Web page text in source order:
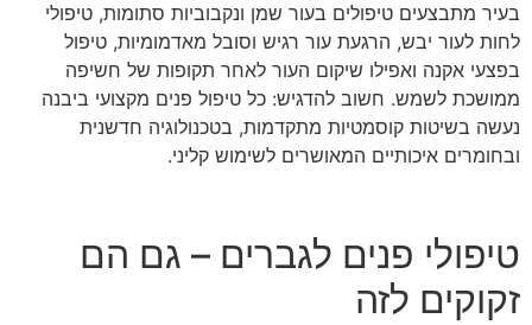
בעיר מתבצעים טיפולים בעור שמן ונקבוביות סתומות, טיפולי
לחות לעור יבש, הרגעת עור רגיש וסובל מאדמומיות, טיפול
בפצעי אקנה ואפילו שיקום העור לאחר תקופות של חשיפה
ממושכת לשמש. חשוב להדגיש: כל טיפול פנים מקצועי ביבנה
נעשה בשיטות קוסמטיות מתקדמות, בטכנולוגיה חדשנית
ובחומרים איכותיים המאושרים לשימוש קליני.
טיפולי פנים לגברים – גם הם
זקוקים לזה